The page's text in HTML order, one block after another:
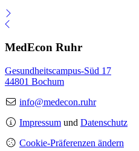
MedEcon Ruhr
Gesundheitscampus-Süd 17
44801 Bochum
info@medecon.ruhr
Impressum und Datenschutz
Cookie-Präferenzen ändern